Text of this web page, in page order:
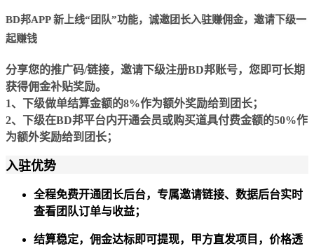
BD邦APP 新上线“团队”功能，诚邀团长入驻赚佣金，邀请下级一
起赚钱
分享您的推广码/链接，邀请下级注册BD邦账号，您即可长期
获得佣金补贴奖励。
1、下级做单结算金额的8%作为额外奖励给到团长；
2、下级在BD邦平台内开通会员或购买道具付费金额的50%作
为额外奖励给到团长；
入驻优势
全程免费开通团长后台，专属邀请链接、数据后台实时
查看团队订单与收益；
结算稳定，佣金达标即可提现，甲方直发项目，价格透